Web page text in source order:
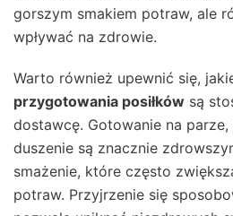
gorszym smakiem potraw, ale
wpływać na zdrowie.
Warto również upewnić się,
przygotowania posiłków są
dostawcę. Gotowanie na
duszenie są znacznie
smażenie, które często
potraw. Przyjrzenie się